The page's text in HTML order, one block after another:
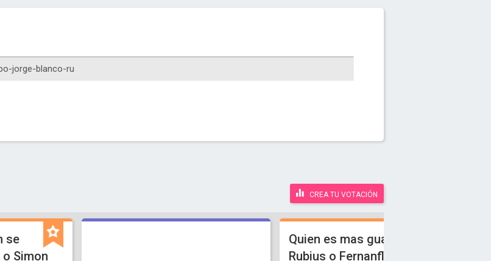
CREA TU VOTACIÓN
se
Simon
Quien es mas guapo El
Rubius o Fernanfloo?